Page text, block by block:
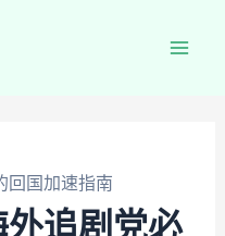
回国加速指南
追剧党必